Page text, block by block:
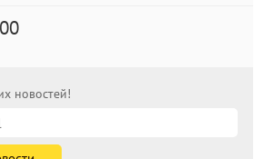
новостей!